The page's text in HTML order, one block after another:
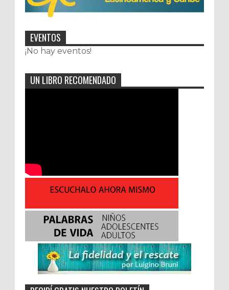
EVENTOS
¡No hay eventos!
UN LIBRO RECOMENDADO